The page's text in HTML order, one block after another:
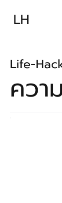
LH
ควา
Life-